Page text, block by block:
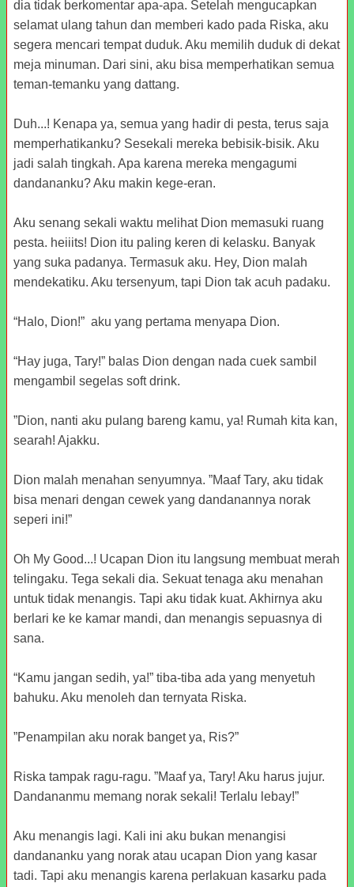
dia tidak berkomentar apa-apa. Setelah mengucapkan
selamat ulang tahun dan memberi kado pada Riska, aku
segera mencari tempat duduk. Aku memilih duduk di dekat
meja minuman. Dari sini, aku bisa memperhatikan semua
teman-temanku yang dattang.
Duh...! Kenapa ya, semua yang hadir di pesta, terus saja
memperhatikanku? Sesekali mereka bebisik-bisik. Aku
jadi salah tingkah. Apa karena mereka mengagumi
dandananku? Aku makin kege-eran.
Aku senang sekali waktu melihat Dion memasuki ruang
pesta. heiiits! Dion itu paling keren di kelasku. Banyak
yang suka padanya. Termasuk aku. Hey, Dion malah
mendekatiku. Aku tersenyum, tapi Dion tak acuh padaku.
“Halo, Dion!” aku yang pertama menyapa Dion.
“Hay juga, Tary!” balas Dion dengan nada cuek sambil
mengambil segelas soft drink.
”Dion, nanti aku pulang bareng kamu, ya! Rumah kita kan,
searah! Ajakku.
Dion malah menahan senyumnya. ”Maaf Tary, aku tidak
bisa menari dengan cewek yang dandanannya norak
seperi ini!”
Oh My Good...! Ucapan Dion itu langsung membuat merah
telingaku. Tega sekali dia. Sekuat tenaga aku menahan
untuk tidak menangis. Tapi aku tidak kuat. Akhirnya aku
berlari ke ke kamar mandi, dan menangis sepuasnya di
sana.
“Kamu jangan sedih, ya!” tiba-tiba ada yang menyetuh
bahuku. Aku menoleh dan ternyata Riska.
”Penampilan aku norak banget ya, Ris?”
Riska tampak ragu-ragu. ”Maaf ya, Tary! Aku harus jujur.
Dandananmu memang norak sekali! Terlalu lebay!”
Aku menangis lagi. Kali ini aku bukan menangisi
dandananku yang norak atau ucapan Dion yang kasar
tadi. Tapi aku menangis karena perlakuan kasarku pada